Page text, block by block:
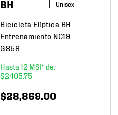
BH
Bicicleta Elíptica BH
Entrenamiento NC19
G858
12
$2405.75
$28,869.00